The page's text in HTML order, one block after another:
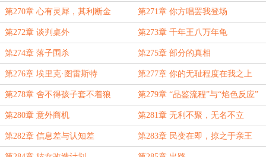
第270章 心有灵犀，其利断金 第271章 你方唱罢我登场
第272章 谈判桌外 第273章 千年王八万年龟
第274章 落子围杀 第275章 部分的真相
第276章 埃里克·图雷斯特 第277章 你的无耻程度在我之上
第278章 舍不得孩子套不着狼 第279章 “品鉴流程”与“焰色反应”
第280章 意外商机 第281章 无利不聚，无名不立
第282章 信息差与认知差 第283章 民变在即，掠之于亲王